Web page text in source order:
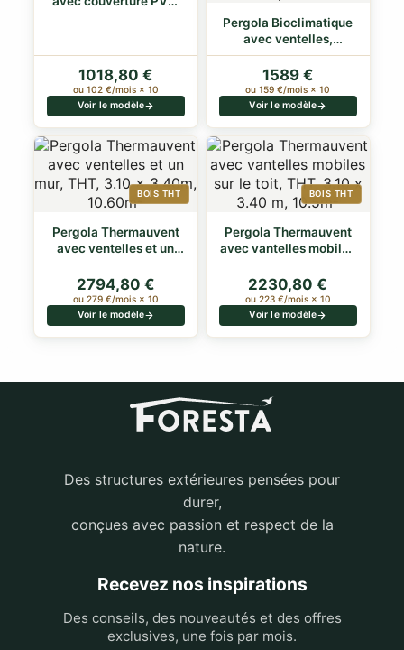
1018,80 €
ou 102 €/mois × 10
Voir le modèle
Pergola Bioclimatique
avec ventelles,
Aluminium gris…
1589 €
ou 159 €/mois × 10
Voir le modèle
BOIS THT
Pergola Thermauvent
avec ventelles et un
mur, THT, 3…
2794,80 €
ou 279 €/mois × 10
Voir le modèle
BOIS THT
Pergola Thermauvent
avec vantelles mobiles
sur le to…
2230,80 €
ou 223 €/mois × 10
Voir le modèle
Des structures extérieures pensées pour
durer,
conçues avec passion et respect de la
nature.
Recevez nos inspirations
Des conseils, des nouveautés et des offres
exclusives, une fois par mois.